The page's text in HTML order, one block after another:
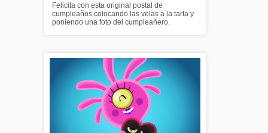
Felicita con esta original postal de
cumpleaños colocando las velas a la tarta y
poniendo una foto del cumpleañero.